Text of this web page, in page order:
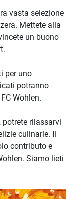
vasta selezione
Mettete alla
un buono
per uno
potranno
Wohlen.
potrete rilassarvi
culinarie. Il
contributo e
Siamo lieti